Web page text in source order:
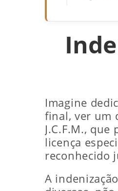
Imagine
final, ver um
J.C.F.M.,
licença
reconhecido
A